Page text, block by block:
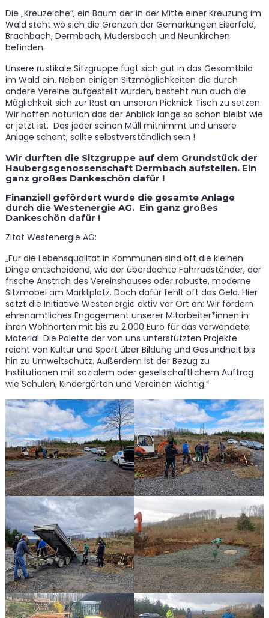
Die „Kreuzeiche“, ein Baum der in der Mitte einer Kreuzung im
Wald steht wo sich die Grenzen der Gemarkungen Eiserfeld,
Brachbach, Dermbach, Mudersbach und Neunkirchen
befinden.
Unsere rustikale Sitzgruppe fügt sich gut in das Gesamtbild
im Wald ein. Neben einigen Sitzmöglichkeiten die durch
andere Vereine aufgestellt wurden, besteht nun auch die
Möglichkeit sich zur Rast an unseren Picknick Tisch zu setzen.
Wir hoffen natürlich das der Anblick lange so schön bleibt wie
er jetzt ist. Das jeder seinen Müll mitnimmt und unsere
Anlage schont, sollte selbstverständlich sein !
Wir durften die Sitzgruppe auf dem Grundstück der
Haubergsgenossenschaft Dermbach aufstellen. Ein
ganz großes Dankeschön dafür !
Finanziell gefördert wurde die gesamte Anlage
durch die Westenergie AG. Ein ganz großes
Dankeschön dafür !
Zitat Westenergie AG:
„Für die Lebensqualität in Kommunen sind oft die kleinen
Dinge entscheidend, wie der überdachte Fahrradständer, der
frische Anstrich des Vereinshauses oder robuste, moderne
Sitzmöbel am Marktplatz. Doch dafür fehlt oft das Geld. Hier
setzt die Initiative Westenergie aktiv vor Ort an: Wir fördern
ehrenamtliches Engagement unserer Mitarbeiter*innen in
ihren Wohnorten mit bis zu 2.000 Euro für das verwendete
Material. Die Palette der von uns unterstützten Projekte
reicht von Kultur und Sport über Bildung und Gesundheit bis
hin zu Umweltschutz. Außerdem ist der Bezug zu
Institutionen mit sozialem oder gesellschaftlichem Auftrag
wie Schulen, Kindergärten und Vereinen wichtig.“